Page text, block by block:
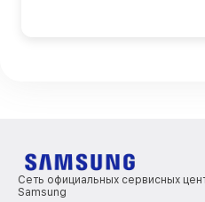
Сеть официальных сервисных
Samsung